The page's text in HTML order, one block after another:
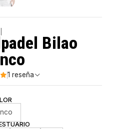
Bilao
1 reseña